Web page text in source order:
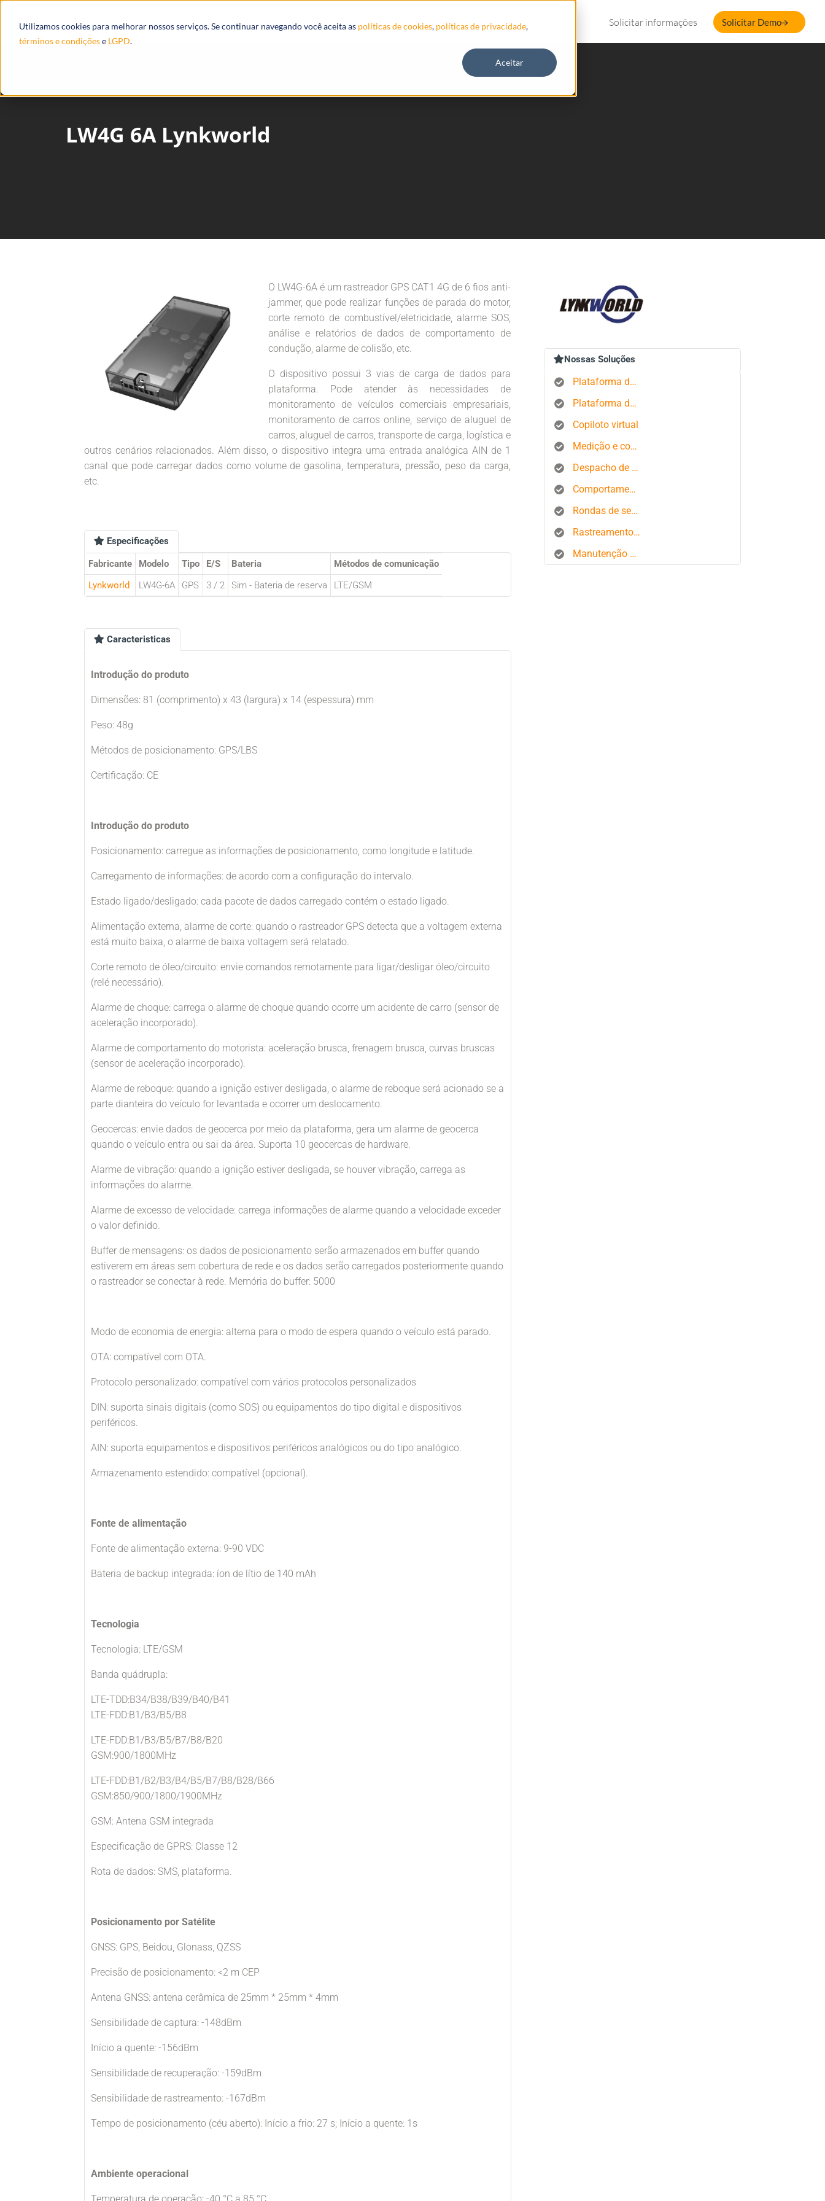
Utilizamos cookies para melhorar nossos serviços. Se continuar navegando você aceita as políticas de cookies, políticas de privacidade,
términos e condiçõese LGPD.
Aceitar
Produtos Ecossistema Integrações Recursos Solicitar informações Solicitar Demo
LW4G 6A Lynkworld
O LW4G-6A é um rastreador GPS CAT1 4G de 6 fios anti-
jammer, que pode realizar funções de parada do motor,
corte remoto de combustível/eletricidade, alarme SOS,
análise e relatórios de dados de comportamento de
condução, alarme de colisão, etc.
O dispositivo possui 3 vias de carga de dados para
plataforma. Pode atender às necessidades de
monitoramento de veículos comerciais empresariais,
monitoramento de carros online, serviço de aluguel de
carros, aluguel de carros, transporte de carga, logística e
outros cenários relacionados. Além disso, o dispositivo integra uma entrada analógica AIN de 1
canal que pode carregar dados como volume de gasolina, temperatura, pressão, peso da carga,
etc.
Especificações
Fabricante Modelo Tipo E/S Bateria
Métodos de comunicação
Lynkworld
LW4G-6A GPS 3 / 2 Sim - Bateria de reserva LTE/GSM
Caracteristicas
Introdução do produto
Dimensões: 81 (comprimento) x 43 (largura) x 14 (espessura) mm
Peso: 48g
Métodos de posicionamento: GPS/LBS
Certificação: CE
Introdução do produto
Posicionamento: carregue as informações de posicionamento, como longitude e latitude.
Carregamento de informações: de acordo com a configuração do intervalo.
Estado ligado/desligado: cada pacote de dados carregado contém o estado ligado.
Alimentação externa, alarme de corte: quando o rastreador GPS detecta que a voltagem externa
está muito baixa, o alarme de baixa voltagem será relatado.
Corte remoto de óleo/circuito: envie comandos remotamente para ligar/desligar óleo/circuito
(relé necessário).
Alarme de choque: carrega o alarme de choque quando ocorre um acidente de carro (sensor de
aceleração incorporado).
Alarme de comportamento do motorista: aceleração brusca, frenagem brusca, curvas bruscas
(sensor de aceleração incorporado).
Alarme de reboque: quando a ignição estiver desligada, o alarme de reboque será acionado se a
parte dianteira do veículo for levantada e ocorrer um deslocamento.
Geocercas: envie dados de geocerca por meio da plataforma, gera um alarme de geocerca
quando o veículo entra ou sai da área. Suporta 10 geocercas de hardware.
Alarme de vibração: quando a ignição estiver desligada, se houver vibração, carrega as
informações do alarme.
Alarme de excesso de velocidade: carrega informações de alarme quando a velocidade exceder
o valor definido.
Buffer de mensagens: os dados de posicionamento serão armazenados em buffer quando
estiverem em áreas sem cobertura de rede e os dados serão carregados posteriormente quando
o rastreador se conectar à rede. Memória do buffer: 5000
Modo de economia de energia: alterna para o modo de espera quando o veículo está parado.
OTA: compatível com OTA.
Protocolo personalizado: compatível com vários protocolos personalizados
DIN: suporta sinais digitais (como SOS) ou equipamentos do tipo digital e dispositivos
periféricos.
AIN: suporta equipamentos e dispositivos periféricos analógicos ou do tipo analógico.
Armazenamento estendido: compatível (opcional).
Fonte de alimentação
Fonte de alimentação externa: 9-90 VDC
Bateria de backup integrada: íon de lítio de 140 mAh
Tecnologia
Tecnologia: LTE/GSM
Banda quádrupla:
LTE-TDD:B34/B38/B39/B40/B41
LTE-FDD:B1/B3/B5/B8
LTE-FDD:B1/B3/B5/B7/B8/B20
GSM:900/1800MHz
LTE-FDD:B1/B2/B3/B4/B5/B7/B8/B28/B66
GSM:850/900/1800/1900MHz
GSM: Antena GSM integrada
Especificação de GPRS: Classe 12
Rota de dados: SMS, plataforma.
Posicionamento por Satélite
GNSS: GPS, Beidou, Glonass, QZSS
Precisão de posicionamento: <2 m CEP
Antena GNSS: antena cerâmica de 25mm * 25mm * 4mm
Sensibilidade de captura: -148dBm
Início a quente: -156dBm
Sensibilidade de recuperação: -159dBm
Sensibilidade de rastreamento: -167dBm
Tempo de posicionamento (céu aberto): Início a frio: 27 s; Início a quente: 1s
Ambiente operacional
Nossas Soluções
Plataforma de rastreamento GPS
Plataforma de gerenciamento de pedidos
Copiloto virtual
Medição e controle de estados produtivos
Despacho de ônibus
Comportamento do motorista
Rondas de segurança
Rastreamento de smartphone
Manutenção de frota